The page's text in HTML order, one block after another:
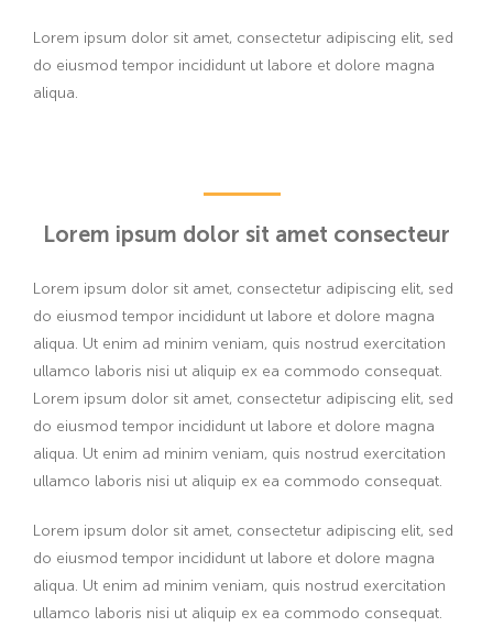
Lorem ipsum dolor sit amet, consectetur adipiscing elit, sed
do eiusmod tempor incididunt ut labore et dolore magna
aliqua.
Lorem ipsum dolor sit amet consecteur
Lorem ipsum dolor sit amet, consectetur adipiscing elit, sed
do eiusmod tempor incididunt ut labore et dolore magna
aliqua. Ut enim ad minim veniam, quis nostrud exercitation
ullamco laboris nisi ut aliquip ex ea commodo consequat.
Lorem ipsum dolor sit amet, consectetur adipiscing elit, sed
do eiusmod tempor incididunt ut labore et dolore magna
aliqua. Ut enim ad minim veniam, quis nostrud exercitation
ullamco laboris nisi ut aliquip ex ea commodo consequat.
Lorem ipsum dolor sit amet, consectetur adipiscing elit, sed
do eiusmod tempor incididunt ut labore et dolore magna
aliqua. Ut enim ad minim veniam, quis nostrud exercitation
ullamco laboris nisi ut aliquip ex ea commodo consequat.